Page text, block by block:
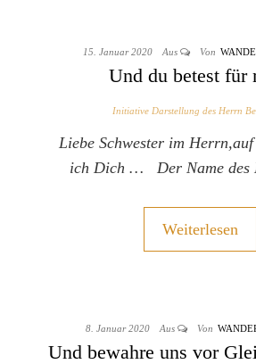
15. Januar 2020 Aus Von
Und du betest für
Initiative Darstellung des Herrn
Liebe Schwester im Herrn,auf
ich Dich … Der Name des
Weiterlesen
8. Januar 2020 Aus Von
Und bewahre uns vor